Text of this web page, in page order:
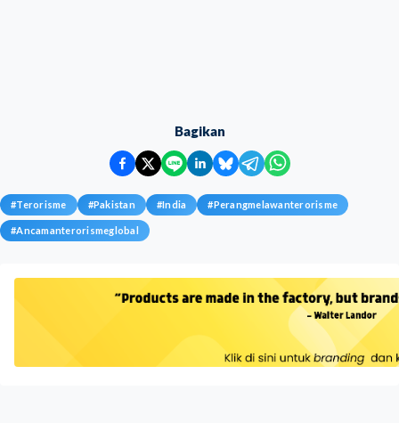
Bagikan
#Terorisme #Pakistan #India #Perangmelawanterorisme
#Ancamanterorismeglobal